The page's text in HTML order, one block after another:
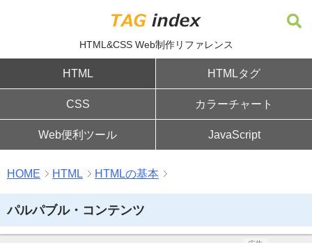
HTML&CSS Web制作リファレンス
HTML HTMLタグ
CSS カラーチャート
Web便利ツール JavaScript
HOME HTML HTMLの基本
パルパブル・コンテンツ